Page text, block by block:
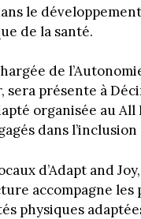
le
de la santé.
de
présente à
organisée au
dans
d’Adapt and
accompagne les
physiques